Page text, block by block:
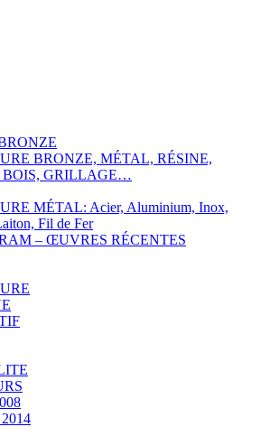
BRONZE, MÉTAL, RÉSINE,
BOIS, GRILLAGE…
MÉTAL: Acier, Aluminium, Inox,
Fil de Fer
– ŒUVRES RÉCENTES